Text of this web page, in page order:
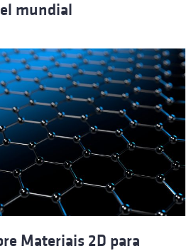
mundial
Materiais 2D para